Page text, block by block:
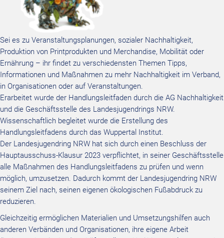
Sei es zu Veranstaltungsplanungen, sozialer Nachhaltigkeit,
Produktion von Printprodukten und Merchandise, Mobilität oder
Ernährung – ihr findet zu verschiedensten Themen Tipps,
Informationen und Maßnahmen zu mehr Nachhaltigkeit im Verband,
in Organisationen oder auf Veranstaltungen.
Erarbeitet wurde der Handlungsleitfaden durch die AG Nachhaltigkeit
und die Geschäftsstelle des Landesjugendrings NRW.
Wissenschaftlich begleitet wurde die Erstellung des
Handlungsleitfadens durch das Wuppertal Institut.
Der Landesjugendring NRW hat sich durch einen Beschluss der
Hauptausschuss-Klausur 2023 verpflichtet, in seiner Geschäftsstelle
alle Maßnahmen des Handlungsleitfadens zu prüfen und wenn
möglich, umzusetzen. Dadurch kommt der Landesjugendring NRW
seinem Ziel nach, seinen eigenen ökologischen Fußabdruck zu
reduzieren.
Gleichzeitig ermöglichen Materialien und Umsetzungshilfen auch
anderen Verbänden und Organisationen, ihre eigene Arbeit